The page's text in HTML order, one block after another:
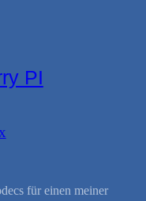
PI
für einen meiner